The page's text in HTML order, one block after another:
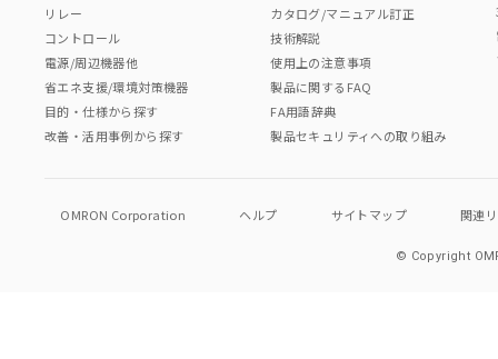
リレー
コントロール
電源/周辺機器他
省エネ支援/環境対策機器
目的・仕様から探す
改善・活用事例から探す
カタログ/マニュアル訂正
技術解説
使用上の注意事項
製品に関するFAQ
FA用語辞典
製品セキュリティへの取り組み
OMRON Corporation ヘルプ サイトマップ 関連
© Copyright